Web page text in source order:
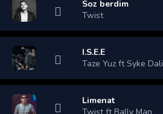
Soz berdim
Twist
I.S.E.E
Taze Yuz ft Syke Dali
Limenat
Twist ft Bally Man